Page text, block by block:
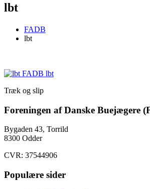
lbt
FADB
lbt
Træk og slip
Foreningen af Danske Buejægere
Bygaden 43, Torrild
8300 Odder
CVR: 37544906
Populære sider